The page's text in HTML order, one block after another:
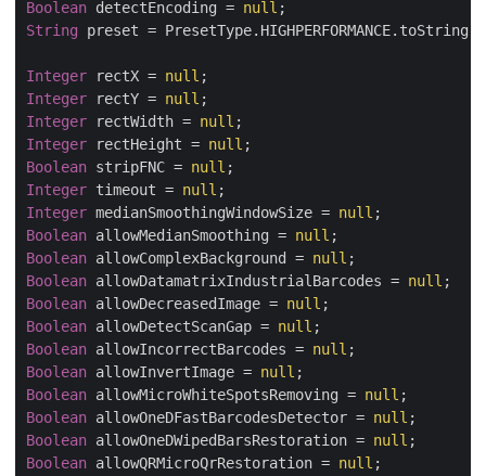
Boolean detectEncoding = null
String preset =
Integer rectX = null
Integer rectY = null
Integer rectWidth = null
Integer rectHeight = null
Boolean stripFNC = null
Integer timeout = null
Integer medianSmoothingWindowSize = null
Boolean allowMedianSmoothing = null
Boolean allowComplexBackground = null
Boolean allowDatamatrixIndustrialBarcodes = null
Boolean allowDecreasedImage = null
Boolean allowDetectScanGap = null
Boolean allowIncorrectBarcodes = null
Boolean allowInvertImage = null
Boolean allowMicroWhiteSpotsRemoving = null
Boolean allowOneDFastBarcodesDetector = null
Boolean allowOneDWipedBarsRestoration = null
Boolean allowQRMicroQrRestoration = null